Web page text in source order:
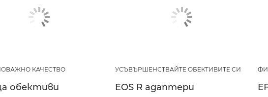
КАЧЕСТВО
обективи
УСЪВЪРШЕНСТВАЙТЕ ОБЕКТИВИТЕ СИ
EOS R адаптери